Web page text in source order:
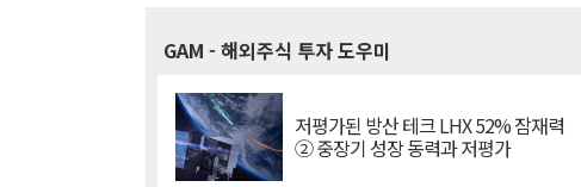
GAM - 해외주식 투자 도우미
저평가된 방산 테크 LHX 52% 잠재력
② 중장기 성장 동력과 저평가